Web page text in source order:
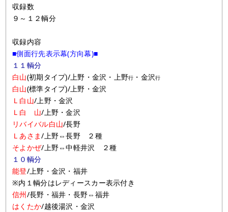
収録数
９～１２輌分
収録内容
■側面行先表示幕(方向幕)■
１１輌分
白山(初期タイプ)/上野・金沢・上野行 ・金沢行
白山(標準タイプ)/上野・金沢
Ｌ白山/上野・金沢
Ｌ白 山/上野・金沢
リバイバル白山/長野
Ｌあさま/上野⇔長野 ２種
そよかぜ/上野⇔中軽井沢 ２種
１０輌分
能登/上野・金沢・福井
※内１輌分はレディースカー表示付き
信州/長野・福井・長野⇔福井
はくたか/越後湯沢・金沢